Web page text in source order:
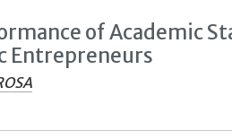
of Academic
Entrepreneurs